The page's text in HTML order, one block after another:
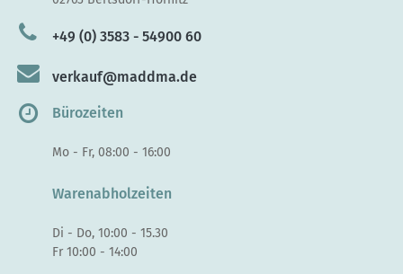
+49 (0) 3583 - 54900 60
verkauf@maddma.de
Bürozeiten
Mo - Fr, 08:00 - 16:00
Warenabholzeiten
Di - Do, 10:00 - 15.30
Fr 10:00 - 14:00